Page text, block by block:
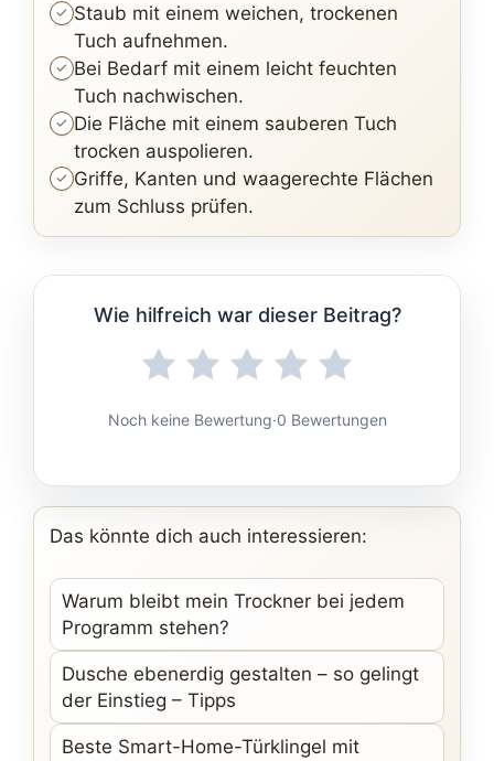
Staub mit einem weichen, trockenen
Tuch aufnehmen.
Bei Bedarf mit einem leicht feuchten
Tuch nachwischen.
Die Fläche mit einem sauberen Tuch
trocken auspolieren.
Griffe, Kanten und waagerechte Flächen
zum Schluss prüfen.
Wie hilfreich war dieser Beitrag?
Noch keine Bewertung·0 Bewertungen
Das könnte dich auch interessieren:
Warum bleibt mein Trockner bei jedem
Programm stehen?
Dusche ebenerdig gestalten – so gelingt
der Einstieg – Tipps
Beste Smart-Home-Türklingel mit